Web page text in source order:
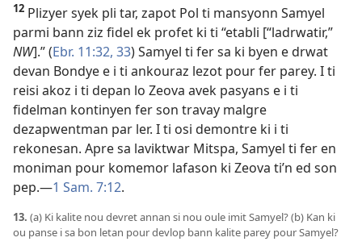
12 Plizyer syek pli tar, zapot Pol ti mansyonn Samyel
parmi bann ziz fidel ek profet ki ti “etabli [“ladrwatir,”
NW].” (Ebr. 11:32, 33) Samyel ti fer sa ki byen e drwat
devan Bondye e i ti ankouraz lezot pour fer parey. I ti
reisi akoz i ti depan lo Zeova avek pasyans e i ti
fidelman kontinyen fer son travay malgre
dezapwentman par ler. I ti osi demontre ki i ti
rekonesan. Apre sa laviktwar Mitspa, Samyel ti fer en
moniman pour komemor lafason ki Zeova ti’n ed son
pep.​—1 Sam. 7:12.
13. (a) Ki kalite nou devret annan si nou oule imit Samyel? (b) Kan ki
ou panse i sa bon letan pour devlop bann kalite parey pour Samyel?